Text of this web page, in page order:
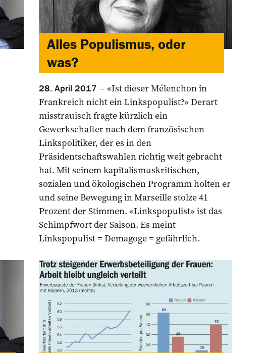
Alles Populismus, oder
was?
28. April 2017
«Ist dieser Mélenchon in
Frankreich nicht ein Linkspopulist?» Derart
misstrauisch fragte kürzlich ein
Gewerkschafter nach dem französischen
Linkspolitiker, der es in den
Präsidentschaftswahlen richtig weit gebracht
hat. Mit seinem kapitalismuskritischen,
sozialen und ökologischen Programm holten er
und seine Bewegung in Marseille stolze 41
Prozent der Stimmen. «Linkspopulist» ist das
Schimpfwort der Saison. Es meint
Linkspopulist = Demagoge = gefährlich.